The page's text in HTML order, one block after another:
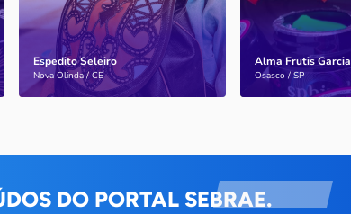
Espedito Seleiro
Nova Olinda / CE
Saiba mais
Alma Frutis Garcia
Osasco / SP
Saiba mais
DO PORTAL SEBRAE.